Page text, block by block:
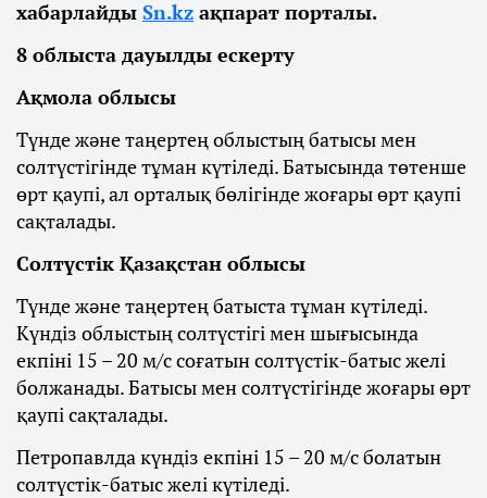
хабарлайды Sn.kz ақпарат порталы.
8 облыста дауылды ескерту
Ақмола облысы
Түнде және таңертең облыстың батысы мен
солтүстігінде тұман күтіледі. Батысында төтенше
өрт қаупі, ал орталық бөлігінде жоғары өрт қаупі
сақталады.
Солтүстік Қазақстан облысы
Түнде және таңертең батыста тұман күтіледі.
Күндіз облыстың солтүстігі мен шығысында
екпіні 15 – 20 м/с соғатын солтүстік-батыс желі
болжанады. Батысы мен солтүстігінде жоғары өрт
қаупі сақталады.
Петропавлда күндіз екпіні 15 – 20 м/с болатын
солтүстік-батыс желі күтіледі.